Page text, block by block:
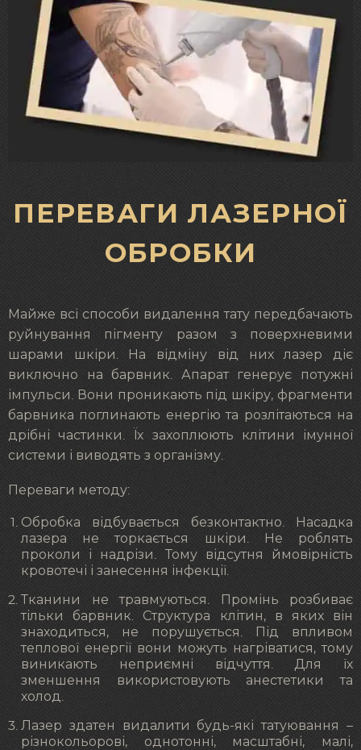
ПЕРЕВАГИ ЛАЗЕРНОЇ
ОБРОБКИ
Майже всі способи видалення тату передбачають
руйнування пігменту разом з поверхневими
шарами шкіри. На відміну від них лазер діє
виключно на барвник. Апарат генерує потужні
імпульси. Вони проникають під шкіру, фрагменти
барвника поглинають енергію та розлітаються на
дрібні частинки. Їх захоплюють клітини імунної
системи і виводять з організму.
Переваги методу:
Обробка відбувається безконтактно. Насадка
лазера не торкається шкіри. Не роблять
проколи і надрізи. Тому відсутня ймовірність
кровотечі і занесення інфекції.
Тканини не травмуються. Промінь розбиває
тільки барвник. Структура клітин, в яких він
знаходиться, не порушується. Під впливом
теплової енергії вони можуть нагріватися, тому
виникають неприємні відчуття. Для їх
зменшення використовують анестетики та
холод.
Лазер здатен видалити будь-які татуювання –
різнокольорові, однотонні, масштабні, малі,